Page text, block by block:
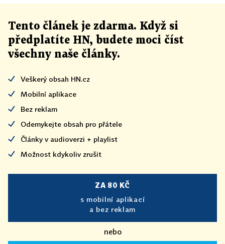
Tento článek je zdarma. Když si
předplatíte HN, budete moci číst
všechny naše články.
Veškerý obsah HN.cz
Mobilní aplikace
Bez reklam
Odemykejte obsah pro přátele
Články v audioverzi + playlist
Možnost kdykoliv zrušit
ZA 80 KČ
s mobilní aplikací
a bez reklam
nebo